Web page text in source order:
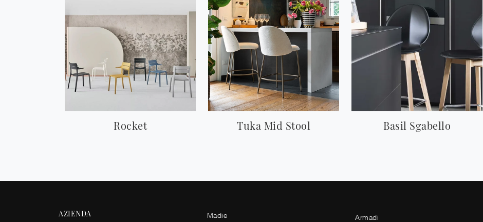
Rocket Tuka Mid Stool Basil Sgabello
AZIENDA
Madie
Armadi